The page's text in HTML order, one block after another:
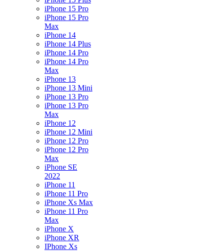
iPhone 15 Pro
iPhone 15 Pro
Max
iPhone 14
iPhone 14 Plus
iPhone 14 Pro
iPhone 14 Pro
Max
iPhone 13
iPhone 13 Mini
iPhone 13 Pro
iPhone 13 Pro
Max
iPhone 12
iPhone 12 Mini
iPhone 12 Pro
iPhone 12 Pro
Max
iPhone SE
2022
iPhone 11
iPhone 11 Pro
iPhone Xs Max
iPhone 11 Pro
Max
iPhone X
iPhone XR
IPhone Xs